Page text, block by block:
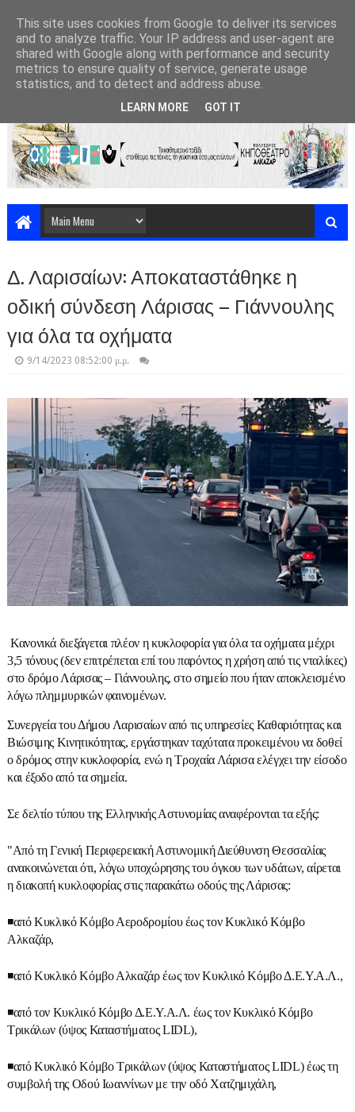
Δ. Λαρισαίων: Αποκαταστάθηκε η
οδική σύνδεση Λάρισας – Γιάννουλης
για όλα τα οχήματα
9/14/2023 08:52:00 μ.μ.
Κανονικά διεξάγεται πλέον η κυκλοφορία για όλα τα οχήματα μέχρι
3,5 τόνους (δεν επιτρέπεται επί του παρόντος η χρήση από τις νταλίκες)
στο δρόμο Λάρισας – Γιάννουλης, στο σημείο που ήταν αποκλεισμένο
λόγω πλημμυρικών φαινομένων.
Συνεργεία του Δήμου Λαρισαίων από τις υπηρεσίες Καθαριότητας και
Βιώσιμης Κινητικότητας, εργάστηκαν ταχύτατα προκειμένου να δοθεί
ο δρόμος στην κυκλοφορία, ενώ η Τροχαία Λάρισα ελέγχει την είσοδο
και έξοδο από τα σημεία.
Σε δελτίο τύπου της Ελληνικής Αστυνομίας αναφέρονται τα εξής:
"Από τη Γενική Περιφερειακή Αστυνομική Διεύθυνση Θεσσαλίας
ανακοινώνεται ότι, λόγω υποχώρησης του όγκου των υδάτων, αίρεται
η διακοπή κυκλοφορίας στις παρακάτω οδούς της Λάρισας:
◾από Κυκλικό Κόμβο Αεροδρομίου έως τον Κυκλικό Κόμβο
Αλκαζάρ,
◾από Κυκλικό Κόμβο Αλκαζάρ έως τον Κυκλικό Κόμβο Δ.Ε.Υ.Α.Λ.,
◾από τον Κυκλικό Κόμβο Δ.Ε.Υ.Α.Λ. έως τον Κυκλικό Κόμβο
Τρικάλων (ύψος Καταστήματος LIDL),
◾από Κυκλικό Κόμβο Τρικάλων (ύψος Καταστήματος LIDL) έως τη
συμβολή της Οδού Ιωαννίνων με την οδό Χατζημιχάλη,
This site uses cookies from Google to deliver its services
and to analyze traffic. Your IP address and user-agent are
shared with Google along with performance and security
metrics to ensure quality of service, generate usage
statistics, and to detect and address abuse.
LEARN MORE GOT IT